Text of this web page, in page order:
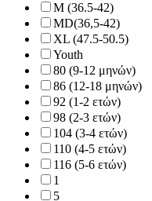
M (36.5-42)
MD(36,5-42)
XL (47.5-50.5)
Youth
80 (9-12 μηνών)
86 (12-18 μηνών)
92 (1-2 ετών)
98 (2-3 ετών)
104 (3-4 ετών)
110 (4-5 ετών)
116 (5-6 ετών)
1
5